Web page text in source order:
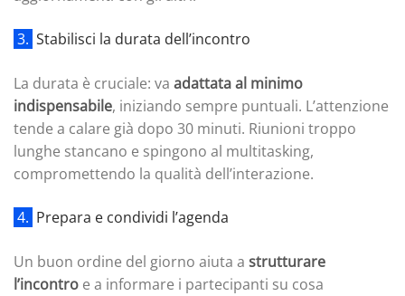
3. Stabilisci la durata dell’incontro
La durata è cruciale: va adattata al minimo
indispensabile, iniziando sempre puntuali. L’attenzione
tende a calare già dopo 30 minuti. Riunioni troppo
lunghe stancano e spingono al multitasking,
compromettendo la qualità dell’interazione.
4. Prepara e condividi l’agenda
Un buon ordine del giorno aiuta a strutturare
l’incontro e a informare i partecipanti su cosa